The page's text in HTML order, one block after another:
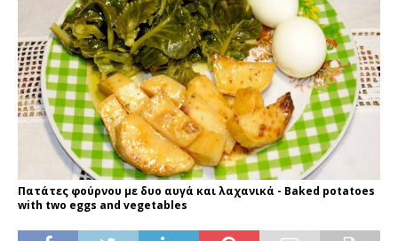
Πατάτες φούρνου με δυο αυγά και λαχανικά - Baked potatoes
with two eggs and vegetables